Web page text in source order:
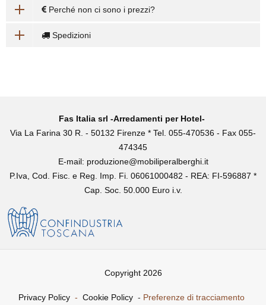
Perché non ci sono i prezzi?
Spedizioni
Fas Italia srl -Arredamenti per Hotel-
Via La Farina 30 R. - 50132 Firenze * Tel. 055-470536 - Fax 055-
474345
E-mail: produzione@mobiliperalberghi.it
P.Iva, Cod. Fisc. e Reg. Imp. Fi. 06061000482 - REA: FI-596887 *
Cap. Soc. 50.000 Euro i.v.
Copyright 2026
Privacy Policy - Cookie Policy - Preferenze di tracciamento